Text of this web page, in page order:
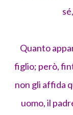
Quanto
figlio; però,
non gli affida
uomo, il